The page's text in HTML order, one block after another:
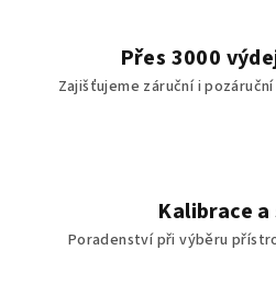
Přes 3000
Zajišťujeme záruční i
Kalibrace
Poradenství při výběru